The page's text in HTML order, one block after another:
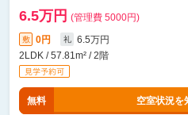
6.5万円 (管理費 5000円)
敷 0円 礼
6.5万円
2LDK / 57.81m² / 2階
無料 空室状況を